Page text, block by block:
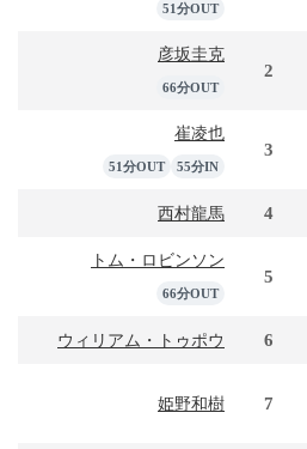
51分OUT
彦坂圭克
66分OUT
2
崔凌也
51分OUT 55分IN
3
西村龍馬 4
トム・ロビンソン
66分OUT
5
ウィリアム・トゥポウ 6
姫野和樹 7